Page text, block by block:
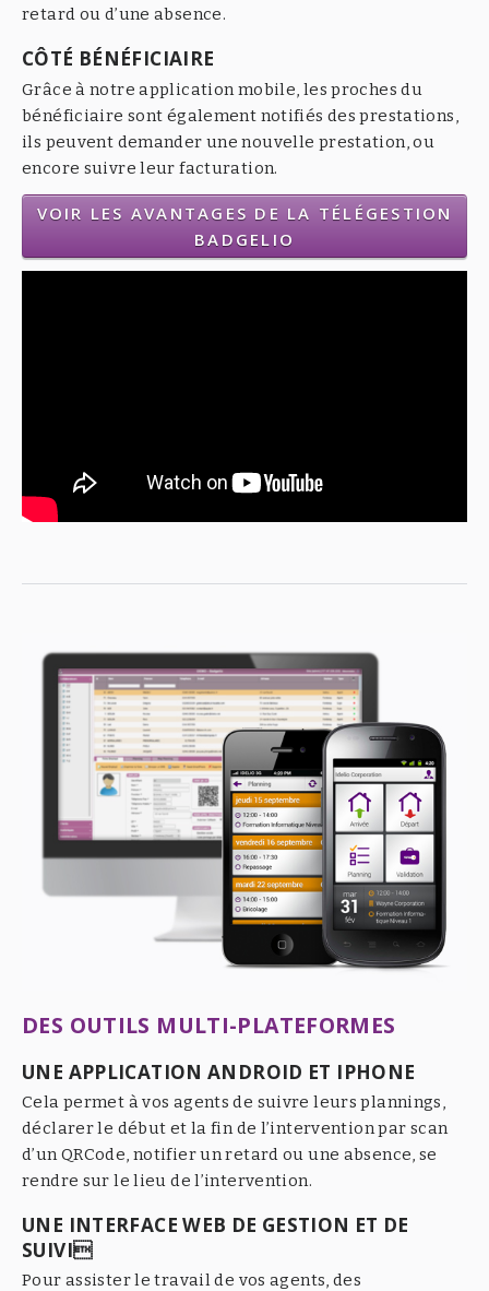
retard ou d’une absence.
CÔTÉ BÉNÉFICIAIRE
Grâce à notre application mobile, les proches du
bénéficiaire sont également notifiés des prestations,
ils peuvent demander une nouvelle prestation, ou
encore suivre leur facturation.
VOIR LES AVANTAGES DE LA TÉLÉGESTION
BADGELIO
DES OUTILS MULTI-PLATEFORMES
UNE APPLICATION ANDROID ET IPHONE
Cela permet à vos agents de suivre leurs plannings,
déclarer le début et la fin de l’intervention par scan
d’un QRCode, notifier un retard ou une absence, se
rendre sur le lieu de l’intervention.
UNE INTERFACE WEB DE GESTION ET DE
SUIVI
Pour assister le travail de vos agents, des